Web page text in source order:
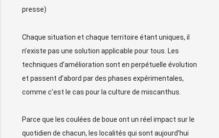
presse)
Chaque situation et chaque territoire étant uniques, il
n’existe pas une solution applicable pour tous. Les
techniques d’amélioration sont en perpétuelle évolution
et passent d’abord par des phases expérimentales,
comme c’est le cas pour la culture de miscanthus.
Parce que les coulées de boue ont un réel impact sur le
quotidien de chacun, les localités qui sont aujourd’hui